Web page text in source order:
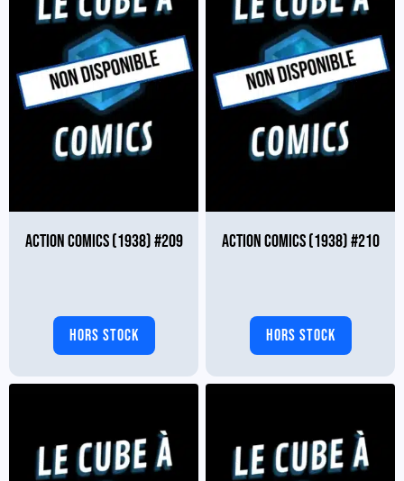
ACTION COMICS (1938) #209
HORS STOCK
ACTION COMICS (1938) #210
HORS STOCK